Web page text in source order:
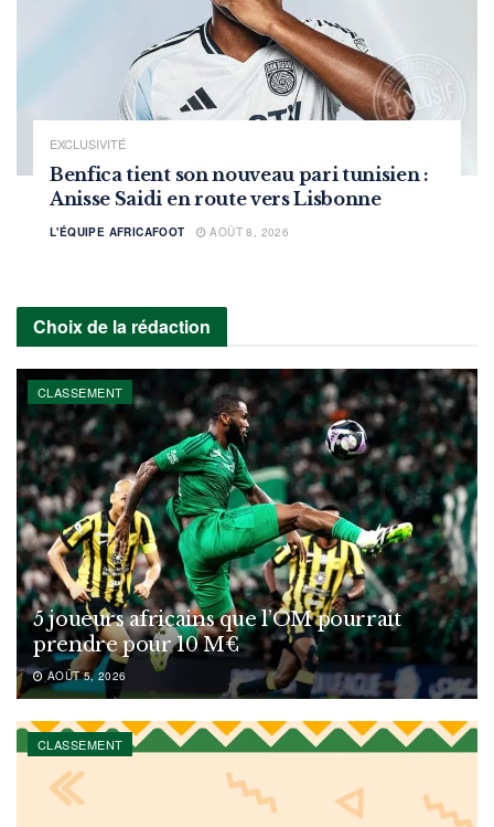
EXCLUSIVITÉ
Benfica tient son nouveau pari tunisien :
Anisse Saidi en route vers Lisbonne
L'ÉQUIPE AFRICAFOOT AOÛT 8, 2026
Choix de la rédaction
CLASSEMENT
5 joueurs africains que l’OM pourrait
prendre pour 10 M€
AOÛT 5, 2026
CLASSEMENT